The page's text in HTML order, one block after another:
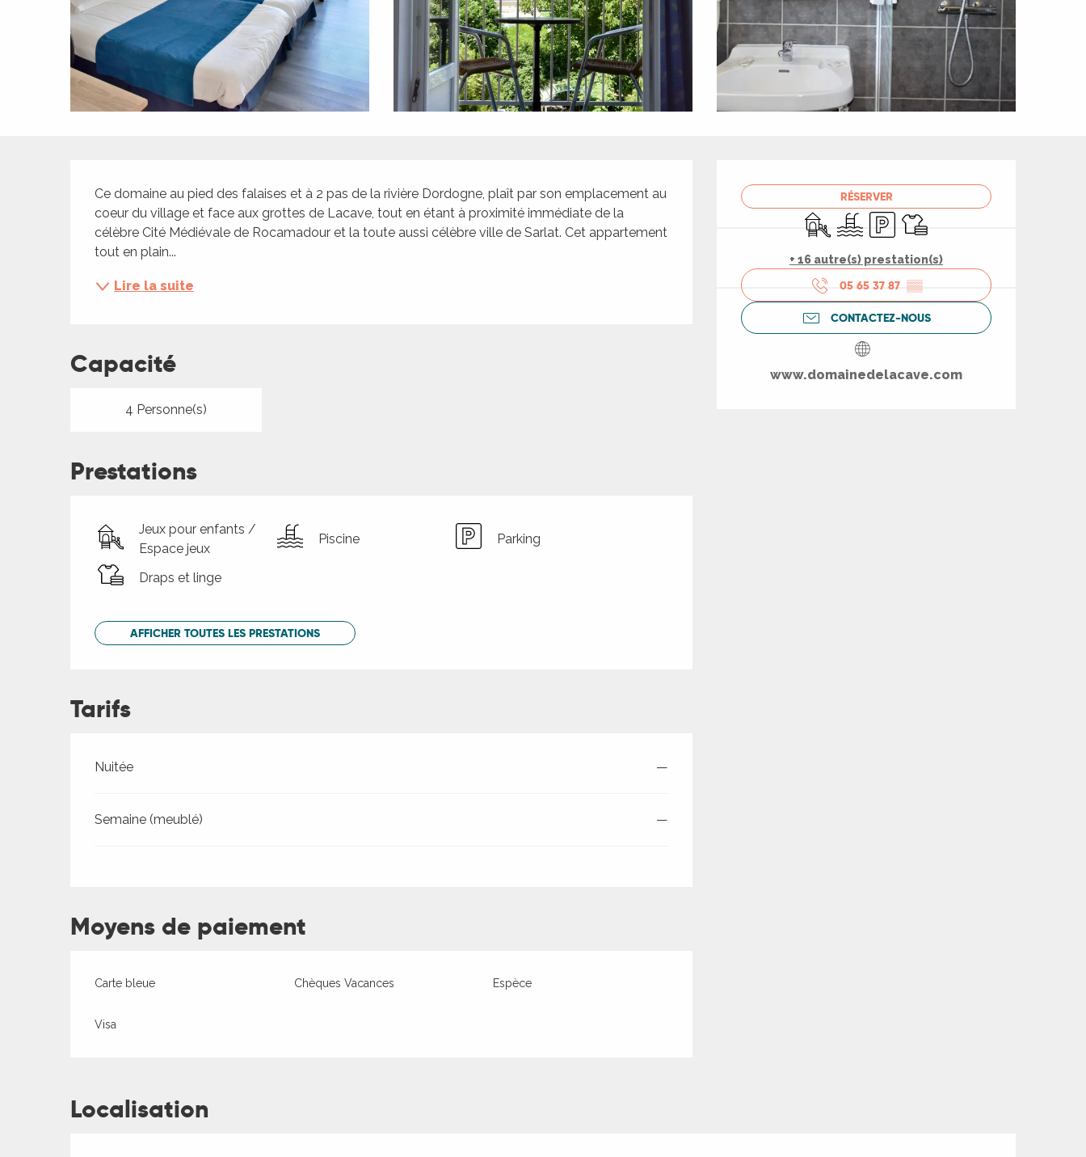
Ouverture et
RÉSERVER
Jeux pour enfants / Espace jeux
PiscineParkingDraps et linge
+ 16 autre(s) prestation(s)
05 65 37 87 ▒▒
CONTACTEZ-NOUS
www.domainedelacave.com
Description
Ce domaine au pied des falaises et à 2 pas de la rivière Dordogne, plaît par son emplacement au
coeur du village et face aux grottes de Lacave, tout en étant à proximité immédiate de la
célèbre Cité Médiévale de Rocamadour et la toute aussi célèbre ville de Sarlat. Cet appartement
tout en plain...
Lire la suite
Capacité
4 Personne(s)
Prestations
Jeux pour enfants /
Espace jeux
Piscine Parking
Draps et linge
AFFICHER TOUTES LES PRESTATIONS
Tarifs
Tarifs 2026
Nuitée —
Semaine (meublé) —
Moyens de paiement
Carte bleue Chèques Vacances Espèce
Visa
Localisation